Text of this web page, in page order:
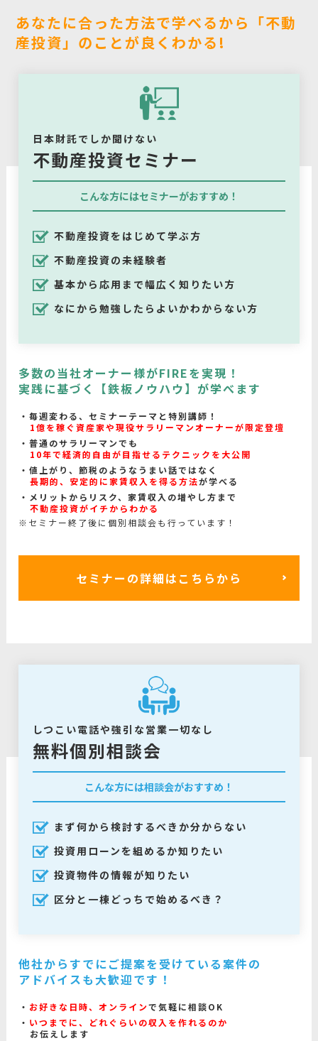
あなたに合った方法で学べるから「不動
産投資」のことが良くわかる!
日本財託でしか聞けない
不動産投資セミナー
こんな方にはセミナーがおすすめ！
不動産投資をはじめて学ぶ方
不動産投資の未経験者
基本から応用まで幅広く知りたい方
なにから勉強したらよいかわからない方
多数の当社オーナー様がFIREを実現！
実践に基づく【鉄板ノウハウ】が学べます
毎週変わる、セミナーテーマと特別講師！
1億を稼ぐ資産家や現役サラリーマンオーナーが限定登壇
普通のサラリーマンでも
10年で経済的自由が目指せるテクニックを大公開
値上がり、節税のようなうまい話ではなく
長期的、安定的に家賃収入を得る方法が学べる
メリットからリスク、家賃収入の増やし方まで
不動産投資がイチからわかる
※セミナー終了後に個別相談会も行っています！
セミナーの詳細はこちらから
しつこい電話や強引な営業一切なし
無料個別相談会
こんな方には相談会がおすすめ！
まず何から検討するべきか分からない
投資用ローンを組めるか知りたい
投資物件の情報が知りたい
区分と一棟どっちで始めるべき？
他社からすでにご提案を受けている案件の
アドバイスも大歓迎です！
お好きな日時、オンラインで気軽に相談OK
いつまでに、どれぐらいの収入を作れるのか
お伝えします